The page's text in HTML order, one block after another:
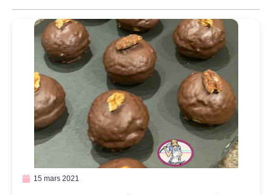
15 mars 2021